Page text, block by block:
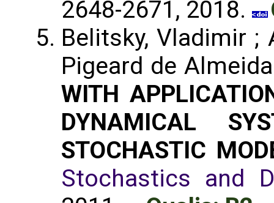
2648-2671, 2018.
Belitsky, Vladimir ;
Pigeard de
WITH
DYNAMICAL
STOCHASTIC
Stochastics and